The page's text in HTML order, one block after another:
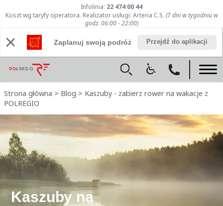
Infolinia: 22 474 00 44
Koszt wg taryfy operatora. Realizator usługi: Arteria C.S. (7 dni w tygodniu w
godz. 06:00 - 22:00)
Zaplanuj swoją podróż Przejdź do aplikacji
Strona główna > Blog > Kaszuby - zabierz rower na wakacje z
POLREGIO
Kaszuby na